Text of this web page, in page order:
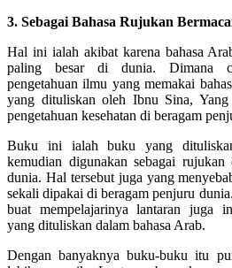
3. Sebagai Bahasa Rujukan
Hal ini ialah akibat karena bahasa
paling besar di dunia. Dimana
pengetahuan ilmu yang memakai
yang dituliskan oleh Ibnu Sina,
pengetahuan kesehatan di beragam
Buku ini ialah buku yang
kemudian digunakan sebagai
dunia. Hal tersebut juga yang
sekali dipakai di beragam penjuru
buat mempelajarinya lantaran juga
yang dituliskan dalam bahasa Arab.
Dengan banyaknya buku-buku itu